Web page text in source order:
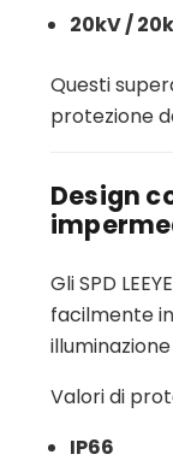
20kV /
Questi
protezione
Design
Gli SPD
facilmente
illuminazione
Valori di
IP66